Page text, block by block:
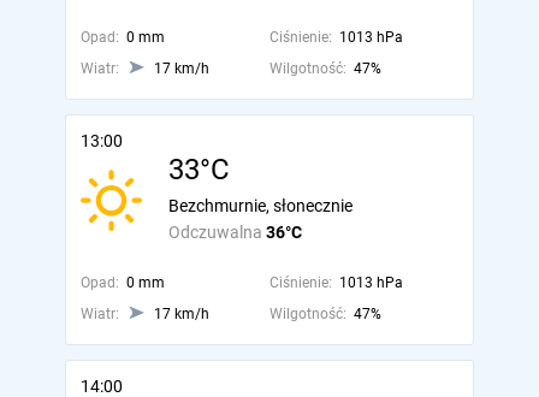
Opad: 0 mm Ciśnienie: 1013 hPa
Wiatr:
17 km/h Wilgotność: 47%
13:00
33°C
Odczuwalna 36°C
Bezchmurnie, słonecznie
Opad: 0 mm Ciśnienie: 1013 hPa
Wiatr:
17 km/h Wilgotność: 47%
14:00